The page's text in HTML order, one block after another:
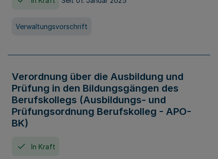
Verwaltungsvorschrift
Verordnung über die Ausbildung und
Prüfung in den Bildungsgängen des
Berufskollegs (Ausbildungs- und
Prüfungsordnung Berufskolleg - APO-
BK)
In Kraft